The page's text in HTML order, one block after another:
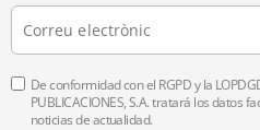
De conformidad con el RGPD y la
PUBLICACIONES, S.A. tratará los datos
noticias de actualidad.